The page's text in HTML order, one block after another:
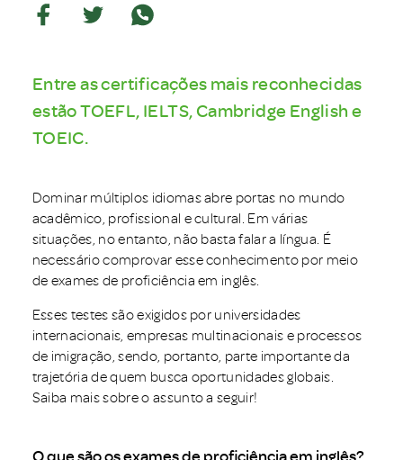
Entre as certificações mais reconhecidas
estão TOEFL, IELTS, Cambridge English e
TOEIC.
Dominar múltiplos idiomas abre portas no mundo
acadêmico, profissional e cultural. Em várias
situações, no entanto, não basta falar a língua. É
necessário comprovar esse conhecimento por meio
de exames de proficiência em inglês.
Esses testes são exigidos por universidades
internacionais, empresas multinacionais e processos
de imigração, sendo, portanto, parte importante da
trajetória de quem busca oportunidades globais.
Saiba mais sobre o assunto a seguir!
O que são os exames de proficiência em inglês?